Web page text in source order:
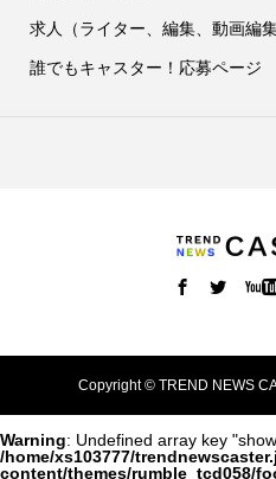
求人（ライター、編集、動画編
誰でもキャスター！応募ページ
Copyright ©TREND NEWS
Warning: Undefined array key
/home/xs103777/
content/themes/rumble_tcd058/